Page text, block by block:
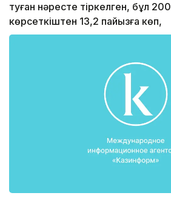
туған нәресте тіркелген, бұл
көрсеткіштен 13,2 пайызға көп,